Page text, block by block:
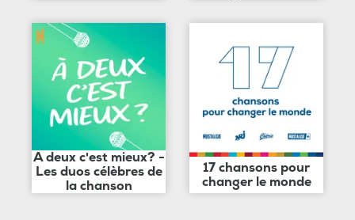
A deux c'est mieux? -
Les duos célèbres de
la chanson
17 chansons pour
changer le monde